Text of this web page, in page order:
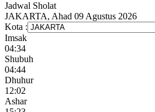
Jadwal Sholat
JAKARTA, Ahad 09 Agustus 2026
Kota :
Imsak
04:34
Shubuh
04:44
Dhuhur
12:02
Ashar